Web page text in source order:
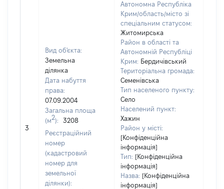
3
Вид об'єкта:
Земельна
ділянка
Дата набуття
права:
07.09.2004
Загальна площа
(м2):
3208
Реєстраційний
номер
(кадастровий
номер для
земельної
ділянки):
Автономна Республіка
Крим/область/місто зі
спеціальним статусом:
Житомирська
Район в області та
Автономній Республіці
Крим: Бердичівський
Територіальна громада:
Семенівська
Тип населеного пункту:
Село
Населений пункт:
Хажин
Район у місті:
[Конфіденційна
інформація]
Тип: [Конфіденційна
інформація]
Назва: [Конфіденційна
інформація]